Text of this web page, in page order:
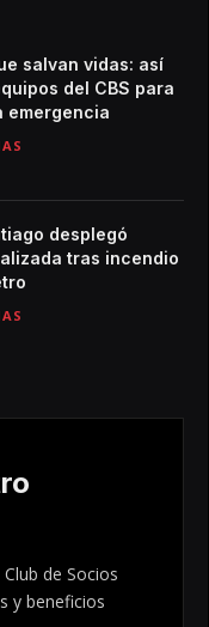
salvan vidas: así
del CBS para
emergencia
desplegó
tras incendio
de Socios
y beneficios